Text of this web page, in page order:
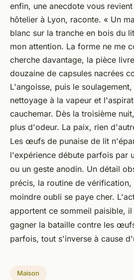
enfin, une anecdote vous
hôtelier à Lyon, raconte. « Un
blanc sur la tranche en bois du
mon attention. La forme ne me
cherche davantage, la pièce
douzaine de capsules nacrées
L'angoisse, puis le
nettoyage à la vapeur et
cauchemar. Dès la troisième
plus d'odeur. La paix, rien
Les œufs de punaise de lit
l'expérience débute parfois par
ou un geste anodin. Un détail
précis, la routine de
moindre oubli se paye cher.
apportent ce sommeil paisible,
gagner la bataille contre les
parfois, tout s'inverse à cause
Maison